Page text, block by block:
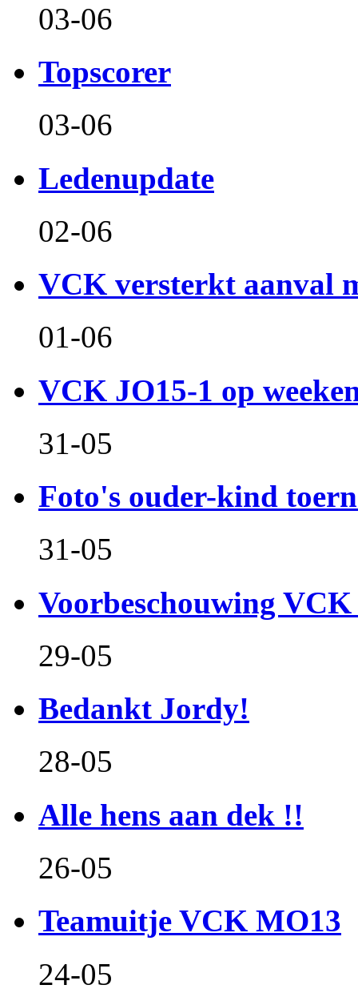
03-06
Topscorer
03-06
Ledenupdate
02-06
VCK versterkt aanval
01-06
VCK JO15-1 op
31-05
Foto's ouder-kind
31-05
Voorbeschouwing VCK
29-05
Bedankt Jordy!
28-05
Alle hens aan dek !!
26-05
Teamuitje VCK MO13
24-05